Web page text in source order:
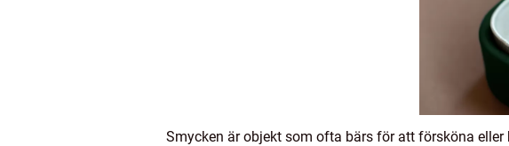
Smycken är objekt som ofta bärs för att försköna